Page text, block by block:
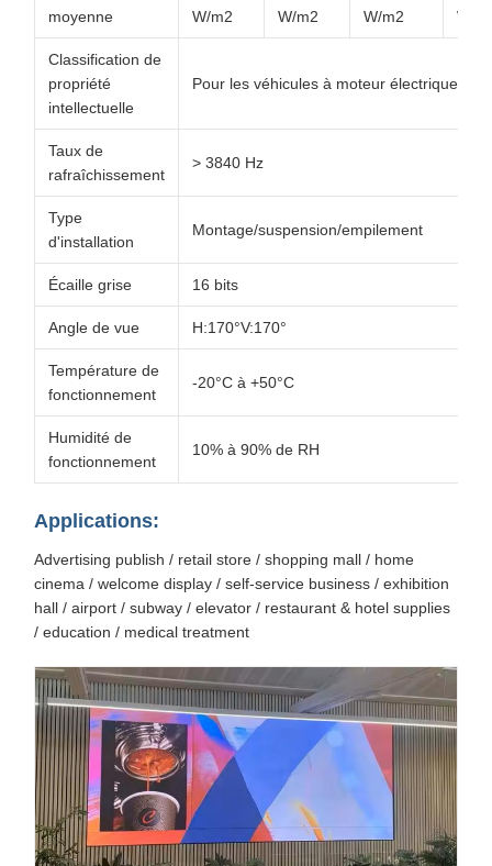
moyenne
W/m2
W/m2
W/m2
W/
Classification de
propriété
intellectuelle
Pour les véhicules à moteur électrique:
Taux de
rafraîchissement
> 3840 Hz
Type
d'installation
Montage/suspension/empilement
Écaille grise 16 bits
Angle de vue H:170°V:170°
Température de
fonctionnement
-20°C à +50°C
Humidité de
fonctionnement
10% à 90% de RH
Applications:
Advertising publish / retail store / shopping mall / home
cinema / welcome display / self-service business / exhibition
hall / airport / subway / elevator / restaurant & hotel supplies
/ education / medical treatment